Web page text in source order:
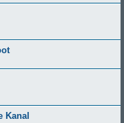
Kanal